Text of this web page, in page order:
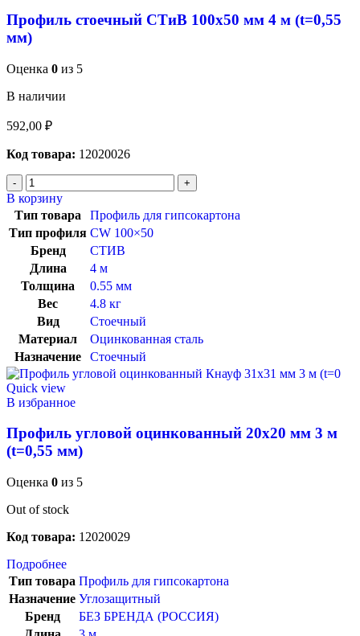
Профиль стоечный СТиВ 100х50 мм 4 м (t=0,55
мм)
Оценка 0 из 5
В наличии
592,00 ₽
Код товара: 12020026
В корзину
Тип товара
Профиль для гипсокартона
Тип профиля CW 100×50
Бренд
СТИВ
Длина
4 м
Толщина
0.55 мм
Вес
4.8 кг
Вид
Стоечный
Материал
Оцинкованная сталь
Назначение
Стоечный
Quick view
В избранное
Профиль угловой оцинкованный 20х20 мм 3 м
(t=0,55 мм)
Оценка 0 из 5
Out of stock
Код товара: 12020029
Подробнее
Тип товара Профиль для гипсокартона
Назначение Углозащитный
Бренд
БЕЗ БРЕНДА (РОССИЯ)